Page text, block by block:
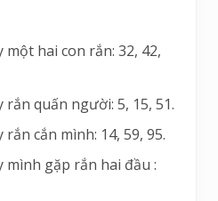
hai con rắn: 32, 42,
quấn người: 5, 15, 51.
cắn mình: 14, 59, 95.
mình gặp rắn hai đầu :